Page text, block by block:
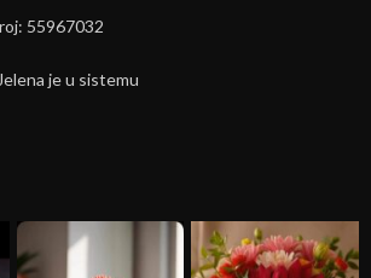
55967032
je u sistemu